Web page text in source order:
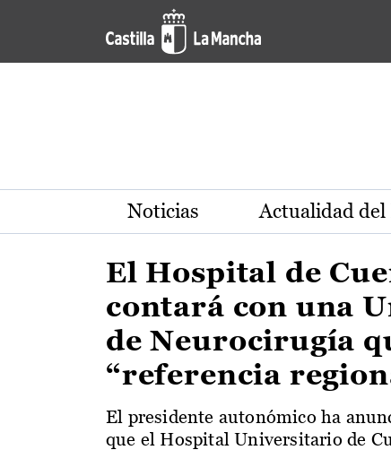
Pasar al contenido principal
Actualidad de la región de
Noticias Actualidad del
El Hospital de
contará con una
de Neurocirugía
“referencia
El presidente autonómico ha
que el Hospital Universitario de